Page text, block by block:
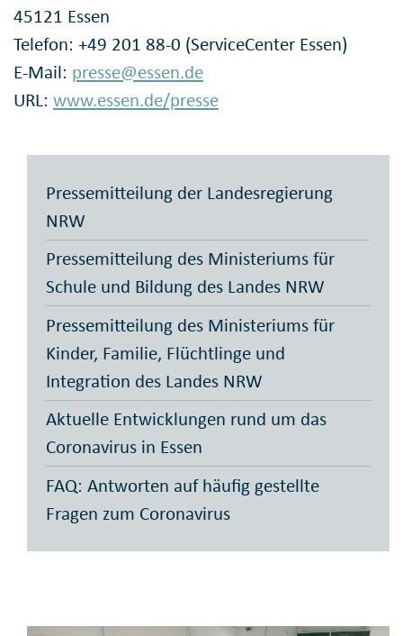
45121 Essen
Telefon: +49 201 88-0 (ServiceCenter Essen)
E-Mail: presse@essen.de
URL: www.essen.de/presse
Pressemitteilung der Landesregierung
NRW
Pressemitteilung des Ministeriums für
Schule und Bildung des Landes NRW
Pressemitteilung des Ministeriums für
Kinder, Familie, Flüchtlinge und
Integration des Landes NRW
Aktuelle Entwicklungen rund um das
Coronavirus in Essen
FAQ: Antworten auf häufig gestellte
Fragen zum Coronavirus